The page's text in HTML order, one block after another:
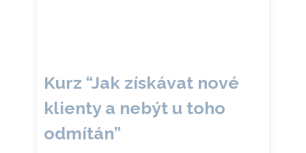
Kurz “Jak získávat nové
klienty a nebýt u toho
odmítán”